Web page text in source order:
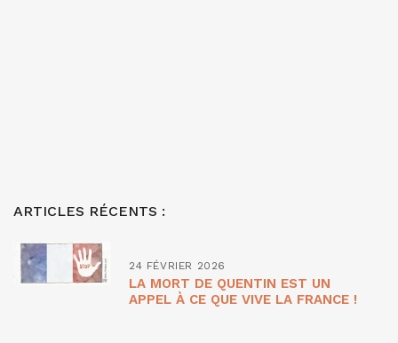
ARTICLES RÉCENTS :
24 FÉVRIER 2026
LA MORT DE QUENTIN EST UN
APPEL À CE QUE VIVE LA FRANCE !